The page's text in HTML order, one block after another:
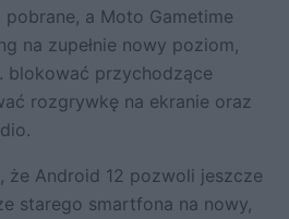
pobrane, a Moto Gametime
na zupełnie nowy poziom,
blokować przychodzące
rozgrywkę na ekranie oraz
że Android 12 pozwoli jeszcze
starego smartfona na nowy,